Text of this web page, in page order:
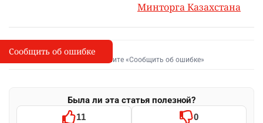
Минторга Казахстана
I
Сообщить об опечатке
Выделите фрагмент и нажмите «Сообщить об ошибке»
Была ли эта статья полезной?
11 0
Сообщить об ошибке